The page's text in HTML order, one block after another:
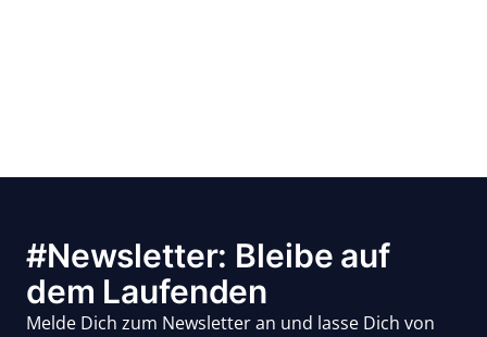
#Newsletter: Bleibe auf
dem Laufenden
Melde Dich zum Newsletter an und lasse Dich von